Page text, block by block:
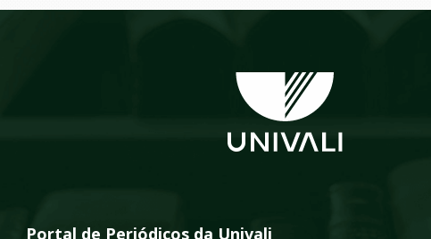
Portal de Periódicos da Univali